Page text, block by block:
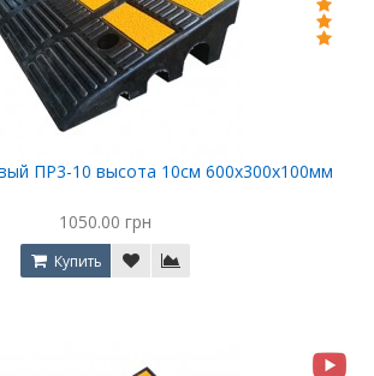
ПР3-10 высота 10см 600х300х100мм
1050.00 грн
Купить